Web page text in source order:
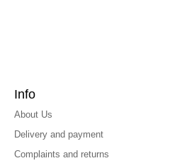
Info
About Us
Delivery and payment
Complaints and returns